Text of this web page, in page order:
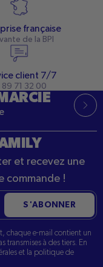
française
de la BPI
client 7/7
89 71 32 00
et recevez une
commande !
S'ABONNER
chaque e-mail contient un
transmises à des tiers. En
et la politique de